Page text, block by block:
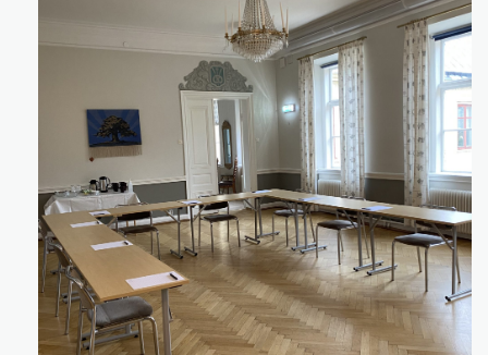
Klicka för att förstora